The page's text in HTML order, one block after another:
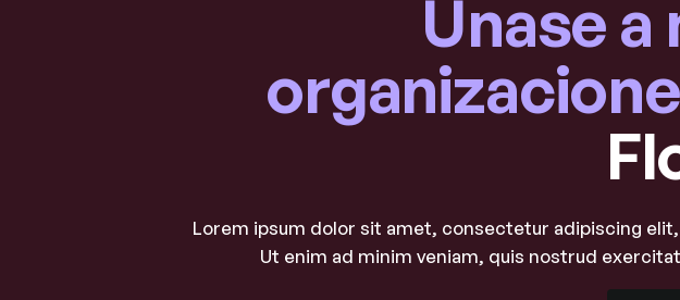
Únase a
Lorem ipsum dolor sit amet, consectetur adipiscing
Ut enim ad minim veniam, quis nostrud